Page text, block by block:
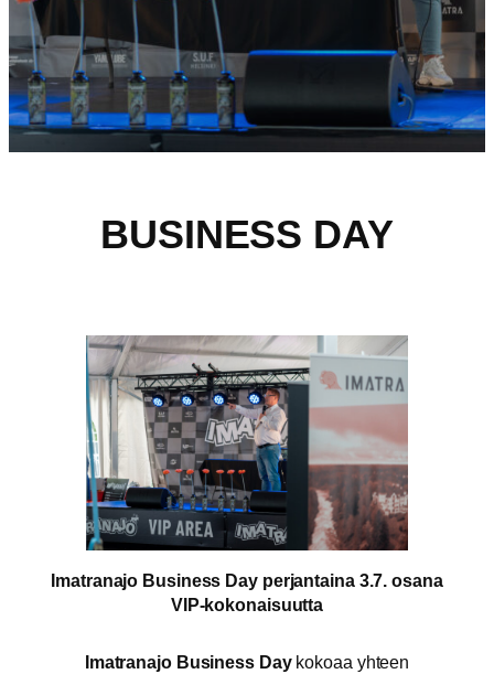
BUSINESS DAY
Imatranajo Business Day perjantaina 3.7. osana
VIP-kokonaisuutta
Imatranajo Business Daykokoaa yhteen